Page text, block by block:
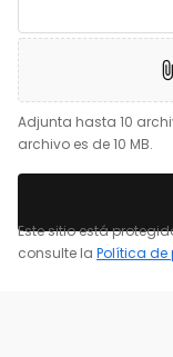
Adjunta hasta 10
archivo es de 10 MB.
Este sitio está
consulte la Política